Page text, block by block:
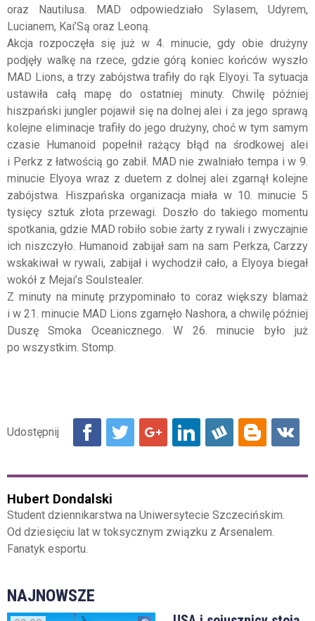
oraz Nautilusa. MAD odpowiedziało Sylasem, Udyrem,
Lucianem, Kai’Są oraz Leoną.
Akcja rozpoczęła się już w 4. minucie, gdy obie drużyny
podjęły walkę na rzece, gdzie górą koniec końców wyszło
MAD Lions, a trzy zabójstwa trafiły do rąk Elyoyi. Ta sytuacja
ustawiła całą mapę do ostatniej minuty. Chwilę później
hiszpański jungler pojawił się na dolnej alei i za jego sprawą
kolejne eliminacje trafiły do jego drużyny, choć w tym samym
czasie Humanoid popełnił rażący błąd na środkowej alei
i Perkz z łatwością go zabił. MAD nie zwalniało tempa i w 9.
minucie Elyoya wraz z duetem z dolnej alei zgarnął kolejne
zabójstwa. Hiszpańska organizacja miała w 10. minucie 5
tysięcy sztuk złota przewagi. Doszło do takiego momentu
spotkania, gdzie MAD robiło sobie żarty z rywali i zwyczajnie
ich niszczyło. Humanoid zabijał sam na sam Perkza, Carzzy
wskakiwał w rywali, zabijał i wychodził cało, a Elyoya biegał
wokół z Mejai’s Soulstealer.
Z minuty na minutę przypominało to coraz większy blamaż
i w 21. minucie MAD Lions zgarnęło Nashora, a chwilę później
Duszę Smoka Oceanicznego. W 26. minucie było już
po wszystkim. Stomp.
Hubert Dondalski
Student dziennikarstwa na Uniwersytecie Szczecińskim.
Od dziesięciu lat w toksycznym związku z Arsenalem.
Fanatyk esportu.
NAJNOWSZE